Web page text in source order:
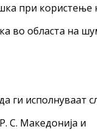
при користење
во областа на
ги исполнуваат
С. Македонија и